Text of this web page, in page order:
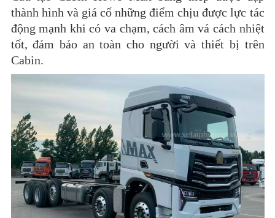
thành hình và giá cố những điểm chịu được lực tác
động mạnh khi có va chạm, cách âm vá cách nhiệt
tốt, đảm bảo an toàn cho người và thiết bị trên
Cabin.